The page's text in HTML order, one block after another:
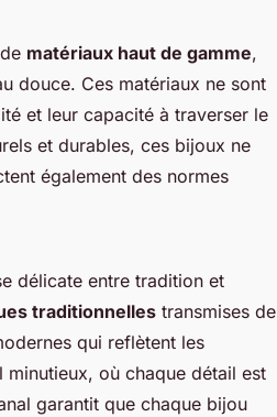
matériaux haut de gamme,
douce. Ces matériaux ne sont
et leur capacité à traverser le
et durables, ces bijoux ne
également des normes
délicate entre tradition et
traditionnelles transmises de
qui reflètent les
où chaque détail est
garantit que chaque bijou